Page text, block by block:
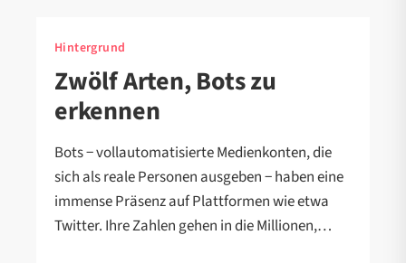
Hintergrund
Zwölf Arten, Bots zu
erkennen
Bots − vollautomatisierte Medienkonten, die
sich als reale Personen ausgeben − haben eine
immense Präsenz auf Plattformen wie etwa
Twitter. Ihre Zahlen gehen in die Millionen,…